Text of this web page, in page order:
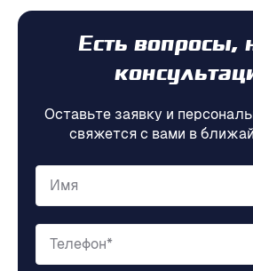
Есть вопросы,
Оставьте заявку и
свяжется с вами в
Имя
Телефон*